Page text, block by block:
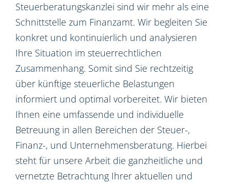
Steuerberatungskanzlei sind wir mehr als eine
Schnittstelle zum Finanzamt. Wir begleiten Sie
konkret und kontinuierlich und analysieren
Ihre Situation im steuerrechtlichen
Zusammenhang. Somit sind Sie rechtzeitig
über künftige steuerliche Belastungen
informiert und optimal vorbereitet. Wir bieten
Ihnen eine umfassende und individuelle
Betreuung in allen Bereichen der Steuer-,
Finanz-, und Unternehmensberatung. Hierbei
steht für unsere Arbeit die ganzheitliche und
vernetzte Betrachtung Ihrer aktuellen und